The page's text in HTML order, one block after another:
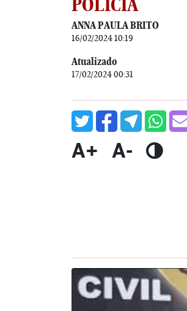
POLÍCIA
ANNA PAULA BRITO
16/02/2024 10:19
Atualizado
17/02/2024 00:31
A+ A-